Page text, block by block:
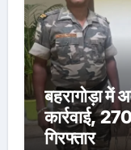
बहरागोड़ा में
कार्रवाई,
गिरफ्तार